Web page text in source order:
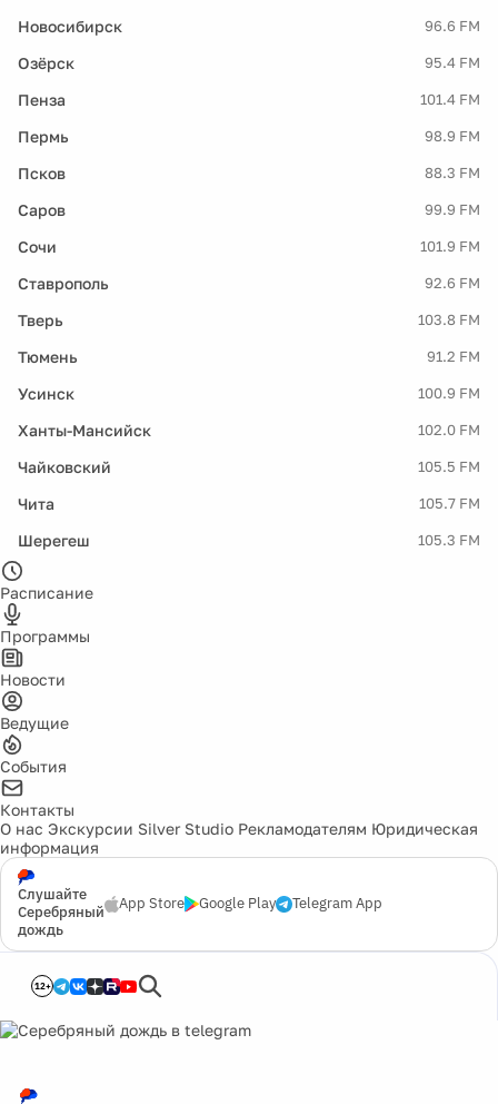
Новосибирск 96.6 FM
Озёрск 95.4 FM
Пенза 101.4 FM
Пермь 98.9 FM
Псков 88.3 FM
Саров 99.9 FM
Сочи 101.9 FM
Ставрополь 92.6 FM
Тверь 103.8 FM
Тюмень 91.2 FM
Усинск 100.9 FM
Ханты-Мансийск 102.0 FM
Чайковский 105.5 FM
Чита 105.7 FM
Шерегеш 105.3 FM
Расписание
Программы
Новости
Ведущие
События
Контакты
О нас Экскурсии Silver Studio Рекламодателям Юридическая
информация
Слушайте
Серебряный
дождь
App Store Google Play Telegram App
12+